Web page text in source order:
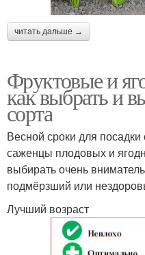
читать дальше →
Фруктовые и
как выбрать и
сорта
Весной сроки для
саженцы плодовых и
выбирать очень
подмёрзший или
Лучший возраст